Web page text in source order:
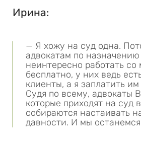
Ирина:
— Я хожу на суд одна.
адвокатам по назначению
неинтересно работать со
бесплатно, у них ведь
клиенты, а я заплатить
Судя по всему, адвокаты
которые приходят на суд
собираются настаивать
давности. И мы